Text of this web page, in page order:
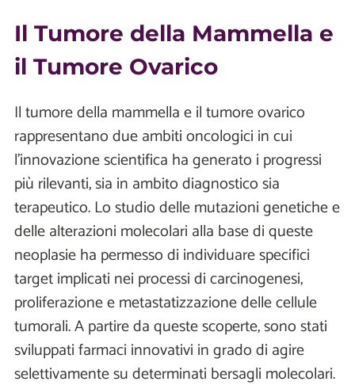
Il Tumore della Mammella e
il Tumore Ovarico
Il tumore della mammella e il tumore ovarico
rappresentano due ambiti oncologici in cui
l’innovazione scientifica ha generato i progressi
più rilevanti, sia in ambito diagnostico sia
terapeutico. Lo studio delle mutazioni genetiche e
delle alterazioni molecolari alla base di queste
neoplasie ha permesso di individuare specifici
target implicati nei processi di carcinogenesi,
proliferazione e metastatizzazione delle cellule
tumorali. A partire da queste scoperte, sono stati
sviluppati farmaci innovativi in grado di agire
selettivamente su determinati bersagli molecolari.